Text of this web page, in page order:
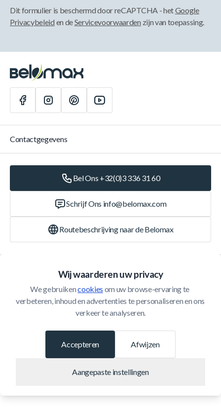
Wij waarderen uw privacy
We gebruiken cookies om uw browse-ervaring te
verbeteren, inhoud en advertenties te personaliseren en ons
verkeer te analyseren.
Afwijzen
Aangepaste instellingen
Accepteren
Dit formulier is beschermd door reCAPTCHA - hetGoogle
Privacybeleid en deServicevoorwaarden zijn van toepassing.
Klantenservice
Contactgegevens
Bel Ons +32(0)3 336 31 60
Schrijf Ons info@belomax.com
Routebeschrijving naar de Belomax